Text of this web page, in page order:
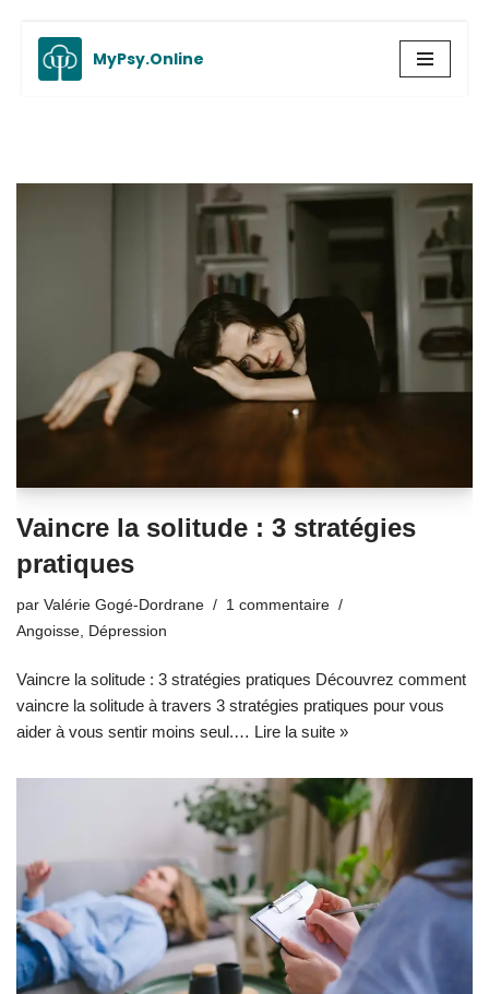
Aller
au
MyPsy.Online
Vaincre la solitude : 3 stratégies
pratiques
par Valérie Gogé-Dordrane
1 commentaire
Angoisse Dépression
Vaincre la solitude : 3 stratégies pratiques Découvrez comment
vaincre la solitude à travers 3 stratégies pratiques pour vous
aider à vous sentir moins seul.… Lire la suite »